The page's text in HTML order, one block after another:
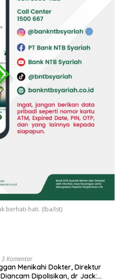
berhati-hati. (Iba/Ist)
3 Komentar
Menikahi Dokter, Direktur
Diancam Dipolisikan, dr Jack: